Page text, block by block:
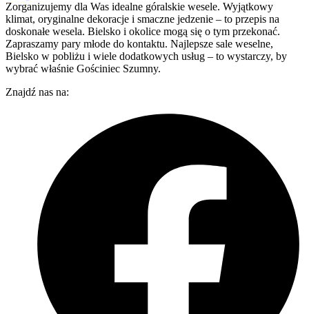
Zorganizujemy dla Was idealne góralskie wesele. Wyjątkowy
klimat, oryginalne dekoracje i smaczne jedzenie – to przepis na
doskonałe wesela. Bielsko i okolice mogą się o tym przekonać.
Zapraszamy pary młode do kontaktu. Najlepsze sale weselne,
Bielsko w pobliżu i wiele dodatkowych usług – to wystarczy, by
wybrać właśnie Gościniec Szumny.
Znajdź nas na: